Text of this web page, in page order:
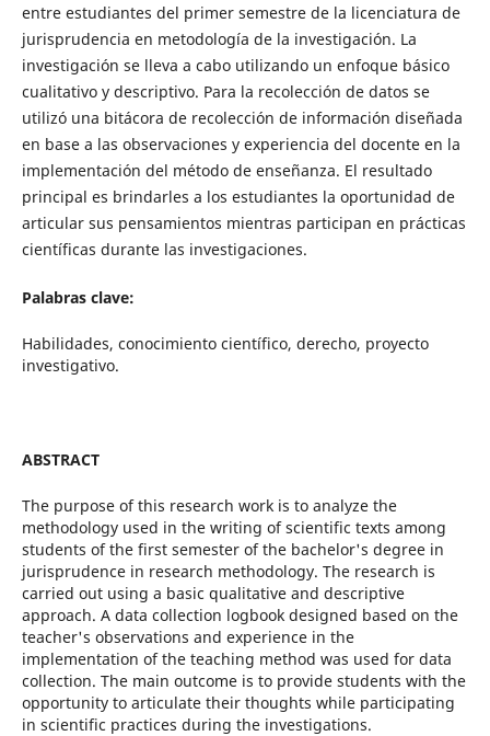
entre estudiantes del primer semestre de la licenciatura de
jurisprudencia en metodología de la investigación. La
investigación se lleva a cabo utilizando un enfoque básico
cualitativo y descriptivo. Para la recolección de datos se
utilizó una bitácora de recolección de información diseñada
en base a las observaciones y experiencia del docente en la
implementación del método de enseñanza. El resultado
principal es brindarles a los estudiantes la oportunidad de
articular sus pensamientos mientras participan en prácticas
científicas durante las investigaciones.
Palabras clave:
Habilidades, conocimiento científico, derecho, proyecto
investigativo.
ABSTRACT
The purpose of this research work is to analyze the
methodology used in the writing of scientific texts among
students of the first semester of the bachelor's degree in
jurisprudence in research methodology. The research is
carried out using a basic qualitative and descriptive
approach. A data collection logbook designed based on the
teacher's observations and experience in the
implementation of the teaching method was used for data
collection. The main outcome is to provide students with the
opportunity to articulate their thoughts while participating
in scientific practices during the investigations.